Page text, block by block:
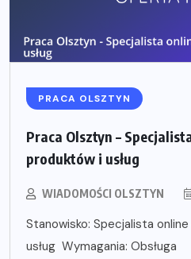
PRACA OLSZTYN
Praca Olsztyn –
produktów i usług
WIADOMOŚCI OLSZTYN
Stanowisko: Specjalista
usług Wymagania: Obsługa